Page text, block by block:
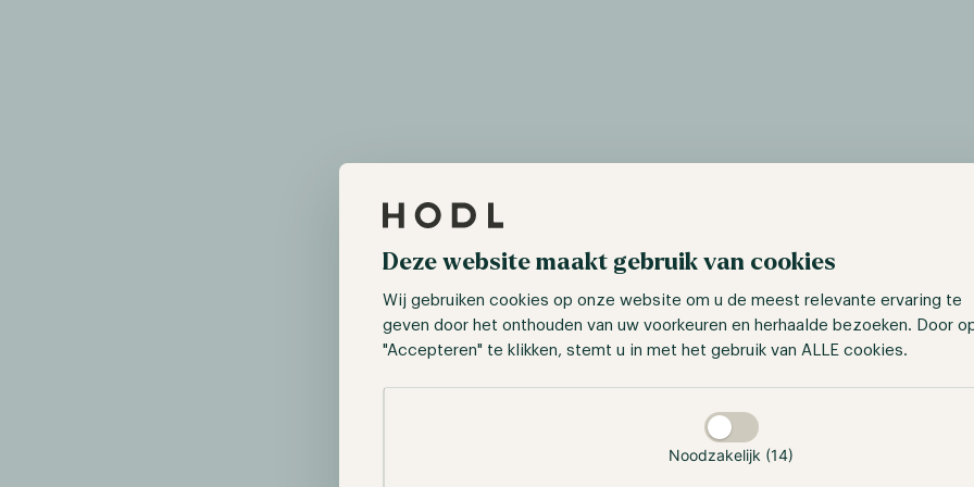
Deze website maakt gebruik van cookies
Wij gebruiken cookies op onze website om u de meest relevante ervaring te
geven door het onthouden van uw voorkeuren en herhaalde bezoeken. Door
"Accepteren" te klikken, stemt u in met het gebruik van ALLE cookies.
Noodzakelijk (14)